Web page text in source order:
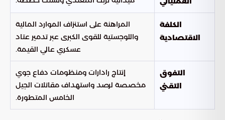
الكلفة
الاقتصادية
المراهنة على استنزاف الموارد المالية
واللوجستية للقوى الكبرى عبر تدمير عتاد
عسكري عالي القيمة.
التفوق
التقني
إنتاج رادارات ومنظومات دفاع جوي
مخصصة لرصد واستهداف مقاتلات الجيل
الخامس المتطورة.